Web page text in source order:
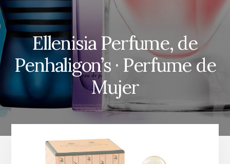
Ellenisia Perfume, de
Penhaligon’s · Perfume de
Mujer